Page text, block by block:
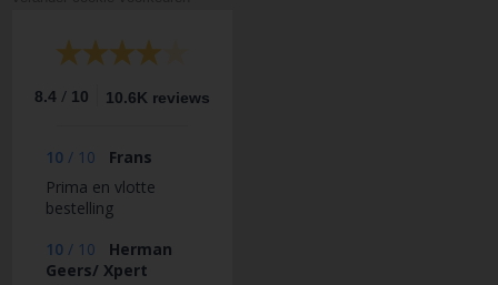
8.4 / 10 10.6K reviews
10 / 10
Frans
Prima en vlotte
bestelling
10 / 10
Herman
Geers/ Xpert